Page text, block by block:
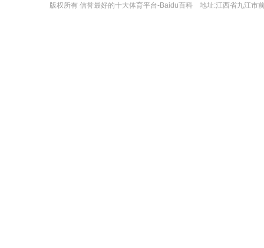
版权所有 信誉最好的十大体育平台-Baidu百科 地址:江西省九江